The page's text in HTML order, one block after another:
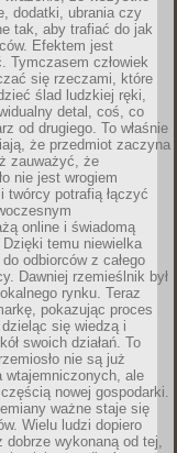
dodatki, ubrania czy
tak, aby trafiać do jak
Efektem jest
Tymczasem człowiek
się rzeczami, które
ślad ludzkiej ręki,
detal, coś, co
od drugiego. To właśnie
że przedmiot zaczyna
zauważyć, że
nie jest wrogiem
twórcy potrafią łączyć
online i świadomą
temu niewielka
odbiorców z całego
Dawniej rzemieślnik był
rynku. Teraz
pokazując proces
się wiedzą i
swoich działań. To
nie są już
wtajemniczonych, ale
nowej gospodarki.
ważne staje się
Wielu ludzi dopiero
wykonaną od tej,